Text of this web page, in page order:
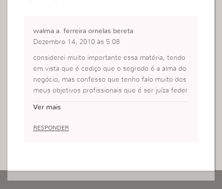
walma a. ferreira ornelas bereta
Dezembro 14, 2010 às 5:08
considerei muito importante essa matéria, tendo
em vista que é cediço que o segredo é a alma do
negócio, mas confesso que tenho falo muito dos
meus objetivos profissionais que é ser juíza feder
Ver mais
RESPONDER